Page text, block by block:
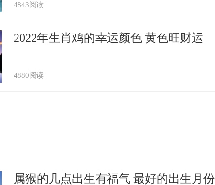
4843阅读
2022年生肖鸡的幸运颜色 黄色旺财运
4880阅读
属猴的几点出生有福气 最好的出生月份